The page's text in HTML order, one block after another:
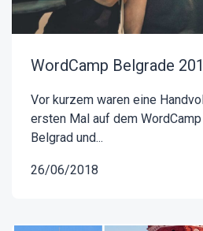
WordCamp Belgrade
Vor kurzem waren eine
ersten Mal auf dem
Belgrad und...
26/06/2018